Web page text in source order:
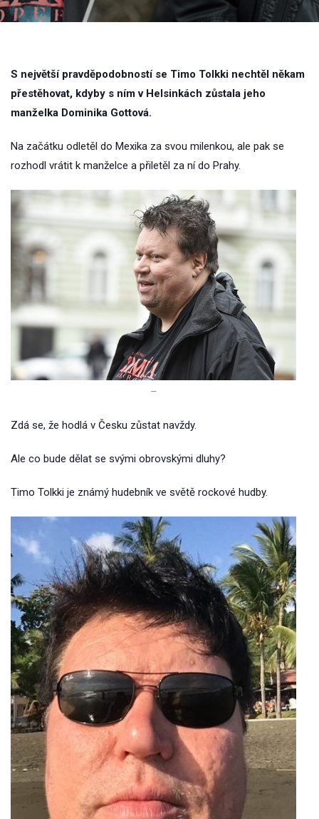
S největší pravděpodobností se Timo Tolkki nechtěl někam
přestěhovat, kdyby s ním v Helsinkách zůstala jeho
manželka Dominika Gottová.
Na začátku odletěl do Mexika za svou milenkou, ale pak se
rozhodl vrátit k manželce a přiletěl za ní do Prahy.
–
Zdá se, že hodlá v Česku zůstat navždy.
Ale co bude dělat se svými obrovskými dluhy?
Timo Tolkki je známý hudebník ve světě rockové hudby.